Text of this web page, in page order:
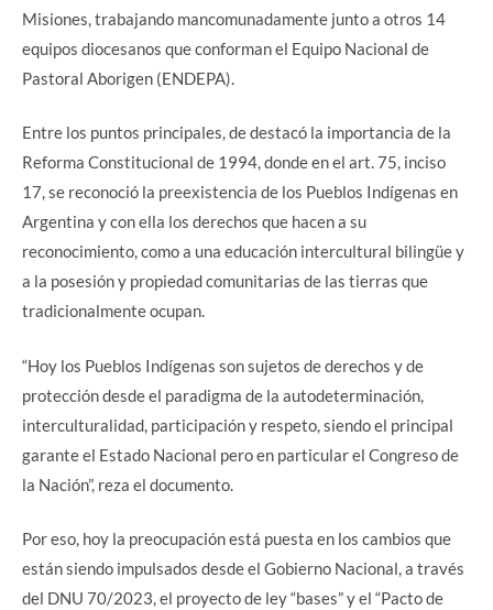
Misiones, trabajando mancomunadamente junto a otros 14
equipos diocesanos que conforman el Equipo Nacional de
Pastoral Aborigen (ENDEPA).
Entre los puntos principales, de destacó la importancia de la
Reforma Constitucional de 1994, donde en el art. 75, inciso
17, se reconoció la preexistencia de los Pueblos Indígenas en
Argentina y con ella los derechos que hacen a su
reconocimiento, como a una educación intercultural bilingüe y
a la posesión y propiedad comunitarias de las tierras que
tradicionalmente ocupan.
“Hoy los Pueblos Indígenas son sujetos de derechos y de
protección desde el paradigma de la autodeterminación,
interculturalidad, participación y respeto, siendo el principal
garante el Estado Nacional pero en particular el Congreso de
la Nación”, reza el documento.
Por eso, hoy la preocupación está puesta en los cambios que
están siendo impulsados desde el Gobierno Nacional, a través
del DNU 70/2023, el proyecto de ley “bases” y el “Pacto de